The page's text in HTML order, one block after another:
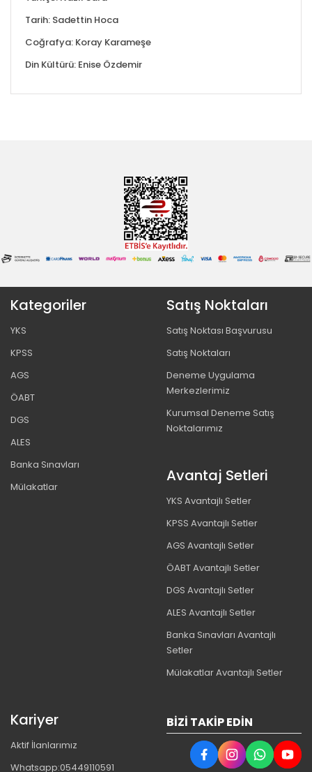
Tarih: Sadettin Hoca
Coğrafya: Koray Karameşe
Din Kültürü: Enise Özdemir
Kategoriler
YKS
KPSS
AGS
ÖABT
DGS
ALES
Banka Sınavları
Mülakatlar
Satış Noktaları
Satış Noktası Başvurusu
Satış Noktaları
Deneme Uygulama
Merkezlerimiz
Kurumsal Deneme Satış
Noktalarımız
Avantaj Setleri
YKS Avantajlı Setler
KPSS Avantajlı Setler
AGS Avantajlı Setler
ÖABT Avantajlı Setler
DGS Avantajlı Setler
ALES Avantajlı Setler
Banka Sınavları Avantajlı
Setler
Mülakatlar Avantajlı Setler
Kariyer
Aktif İlanlarımız
Whatsapp:05449110591
BIZI TAKIP EDIN